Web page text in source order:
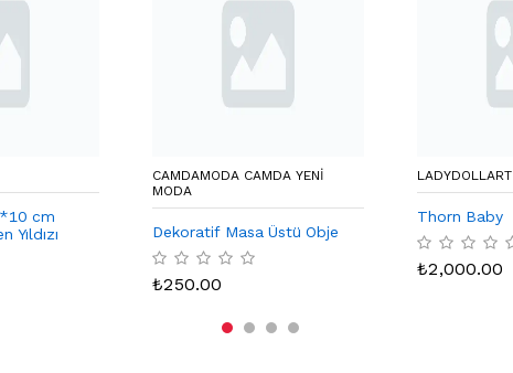
cm
Yıldızı
Desenli
CAMDAMODA CAMDA YENI
MODA
Dekoratif Masa Üstü Obje
₺250.00
LADYDOLLART
Thorn Baby
₺2,000.00